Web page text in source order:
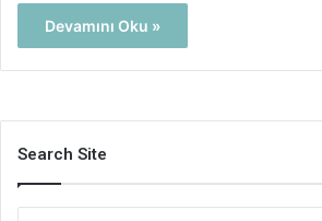
Devamını Oku »
Search Site